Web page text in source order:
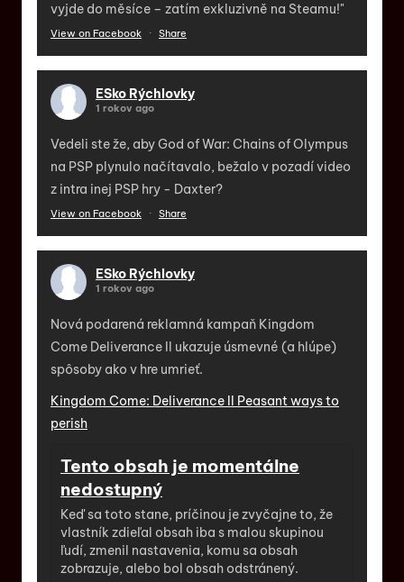
vyjde do měsíce – zatím exkluzivně na Steamu!"
View on Facebook · Share
ESko Rýchlovky
1 rokov ago
Vedeli ste že, aby God of War: Chains of Olympus
na PSP plynulo načítavalo, bežalo v pozadí video
z intra inej PSP hry - Daxter?
View on Facebook · Share
ESko Rýchlovky
1 rokov ago
Nová podarená reklamná kampaň Kingdom
Come Deliverance II ukazuje úsmevné (a hlúpe)
spôsoby ako v hre umrieť.
Kingdom Come: Deliverance II Peasant ways to
perish
Tento obsah je momentálne
nedostupný
Keď sa toto stane, príčinou je zvyčajne to, že
vlastník zdieľal obsah iba s malou skupinou
ľudí, zmenil nastavenia, komu sa obsah
zobrazuje, alebo bol obsah odstránený.